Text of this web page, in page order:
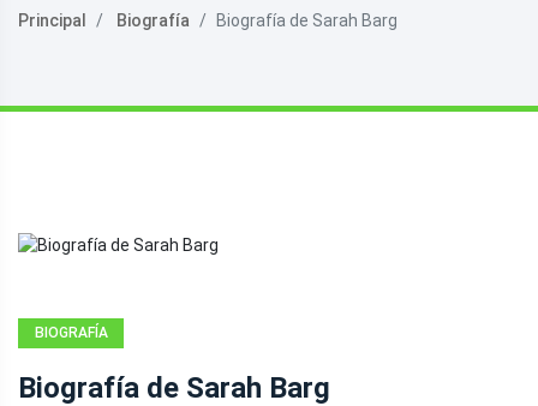
Principal Biografía Biografía de Sarah Barg
BIOGRAFÍA
Biografía de Sarah Barg